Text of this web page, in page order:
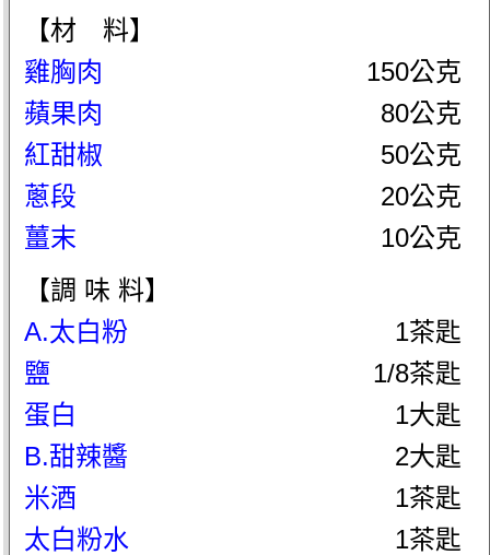
【材 料】
雞胸肉
150公克
蘋果肉
80公克
紅甜椒
50公克
蔥段
20公克
薑末
10公克
【調 味 料】
A.太白粉
1茶匙
鹽
1/8茶匙
蛋白
1大匙
B.甜辣醬
2大匙
米酒
1茶匙
太白粉水
1茶匙